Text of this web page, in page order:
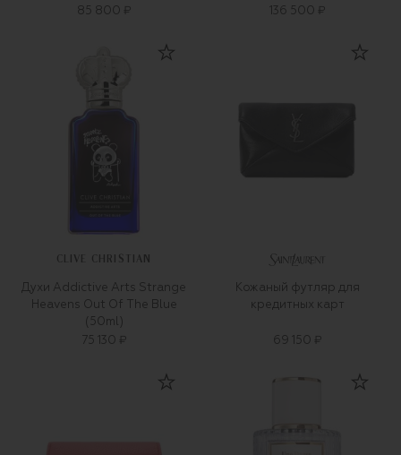
85 800 ₽
136 500 ₽
CLIVE CHRISTIAN
Духи Addictive Arts Strange
Heavens Out Of The Blue
(50ml)
75 130 ₽
Кожаный футляр для
кредитных карт
69 150 ₽